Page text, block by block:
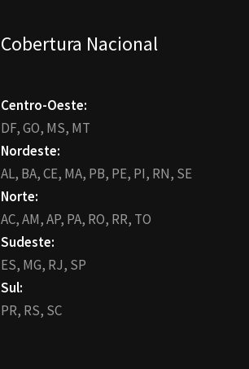
Cobertura Nacional
Centro-Oeste:
DF,GO, MS, MT
Nordeste:
AL, BA,CE, MA, PB, PE, PI, RN, SE
Norte:
AC,AM,AP, PA, RO, RR, TO
Sudeste:
ES, MG, RJ, SP
Sul:
PR, RS, SC